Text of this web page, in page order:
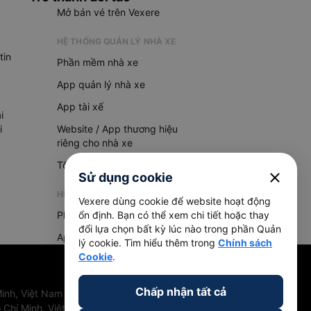
Mở bán vé trên Vexere
HỆ THỐNG QUẢN LÝ NHÀ XE
Phần mềm nhà xe
App quản lý nhà xe
App tài xế
Website / App thương hiệu
riêng cho nhà xe
Tổng đài AI
HỆ THỐNG QUẢN LÝ HÀNG HOÁ
Phần mềm quản lý hàng hoá
App quản lý hàng hoá
Việt Nam
Minh, Việt Nam
Sử dụng cookie close
Vexere dùng cookie để website hoạt động
ổn định. Bạn có thể xem chi tiết hoặc thay
đổi lựa chọn bất kỳ lúc nào trong phần Quản
lý cookie. Tìm hiểu thêm trong Chính sách
Cookie.
Chấp nhận tất cả